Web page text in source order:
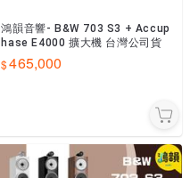
鴻韻音響- B&W 703 S3 + Accup
hase E4000 擴大機 台灣公司貨
465,000